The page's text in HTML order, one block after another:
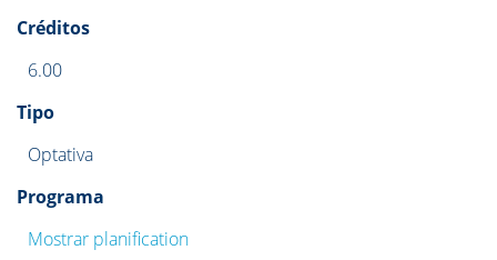
Créditos
6.00
Tipo
Optativa
Programa
Mostrar planification